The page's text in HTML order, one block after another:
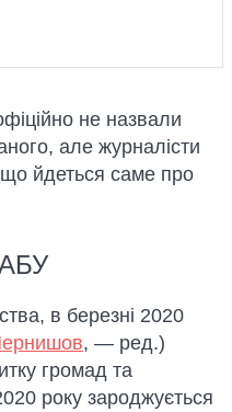
не назвали
але журналісти
йдеться саме про
в березні 2020
, — ред.)
громад та
року зароджується